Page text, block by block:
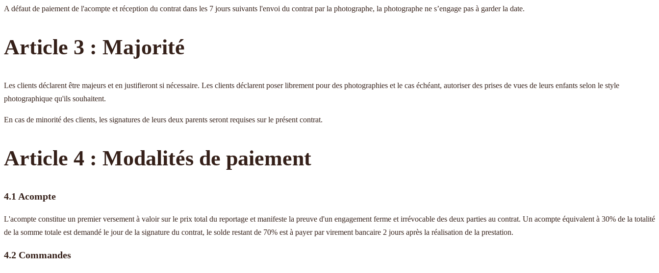
A défaut de paiement de l'acompte et réception du contrat dans les 7 jours suivants l'envoi du contrat par la photographe, la photographe ne s’engage pas à garder la date.
Article 3 : Majorité
Les clients déclarent être majeurs et en justifieront si nécessaire. Les clients déclarent poser librement pour des photographies et le cas échéant, autoriser des prises de vues de leurs enfants selon le style
photographique qu'ils souhaitent.
En cas de minorité des clients, les signatures de leurs deux parents seront requises sur le présent contrat.
Article 4 : Modalités de paiement
4.1 Acompte
L'acompte constitue un premier versement à valoir sur le prix total du reportage et manifeste la preuve d'un engagement ferme et irrévocable des deux parties au contrat. Un acompte équivalent à 30% de la totalité
de la somme totale est demandé le jour de la signature du contrat, le solde restant de 70% est à payer par virement bancaire 2 jours après la réalisation de la prestation.
4.2 Commandes